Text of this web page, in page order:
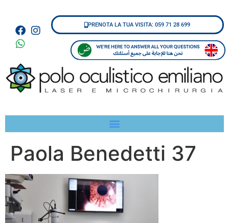
PRENOTA LA TUA VISITA: 059 71 28 699
Paola Benedetti 37